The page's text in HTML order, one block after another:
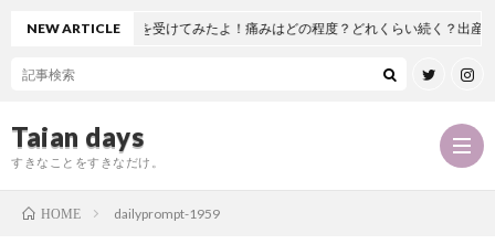
Taian days
すきなことをすきなだけ。
NEW ARTICLE
股関節置換術を受けてみたよ！痛みはどの程度？どれくらい続く？出産とどっち
HOME dailyprompt-1959